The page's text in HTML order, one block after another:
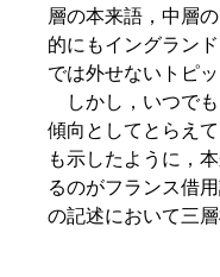
層の本来語，中層
的にもイングラン
では外せないトピ
しかし，いつでも
傾向としてとらえ
も示したように，
るのがフランス借
の記述において三